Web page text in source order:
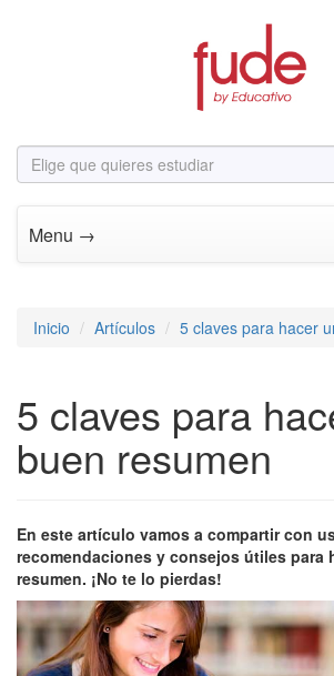
Menu →
Inicio Artículos 5 claves para hacer
5 claves para
buen resumen
En este artículo vamos a compartir con
recomendaciones y consejos útiles para
resumen. ¡No te lo pierdas!